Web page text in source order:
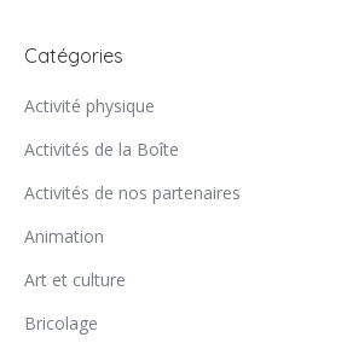
Catégories
Activité physique
Activités de la Boîte
Activités de nos partenaires
Animation
Art et culture
Bricolage